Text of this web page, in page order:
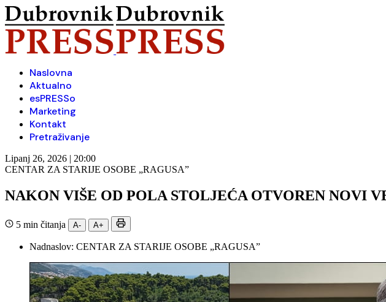
Naslovna
Aktualno
esPRESSo
Marketing
Kontakt
Pretraživanje
Lipanj 26, 2026 | 20:00
CENTAR ZA STARIJE OSOBE „RAGUSA”
NAKON VIŠE OD POLA STOLJEĆA OTVOREN NOVI
5 min čitanja A- A+
Nadnaslov: CENTAR ZA STARIJE OSOBE „RAGUSA”